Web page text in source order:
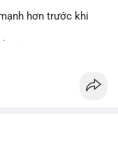
vào sàn.
hơn trước khi
dự án AI mới.